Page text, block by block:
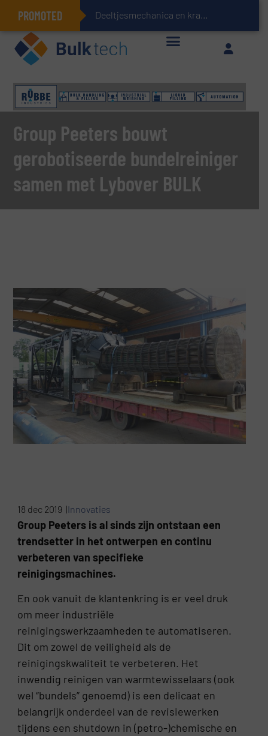
PROMOTED Deeltjesmechanica en krachtnetwerken in stortgoed
Geïntegreerde doserings- en weegsystemen: Efficiëntie, kwaliteit en duurzaamheid in één oogopslag
Group Peeters bouwt
gerobotiseerde bundelreiniger
samen met Lybover BULK
18 dec 2019 |Innovaties
Group Peeters is al sinds zijn ontstaan een
trendsetter in het ontwerpen en continu
verbeteren van specifieke
reinigingsmachines.
En ook vanuit de klantenkring is er veel druk
om meer industriële
reinigingswerkzaamheden te automatiseren.
Dit om zowel de veiligheid als de
reinigingskwaliteit te verbeteren. Het
inwendig reinigen van warmtewisselaars (ook
wel “bundels” genoemd) is een delicaat en
belangrijk onderdeel van de revisiewerken
tijdens een shutdown in (petro-)chemische en